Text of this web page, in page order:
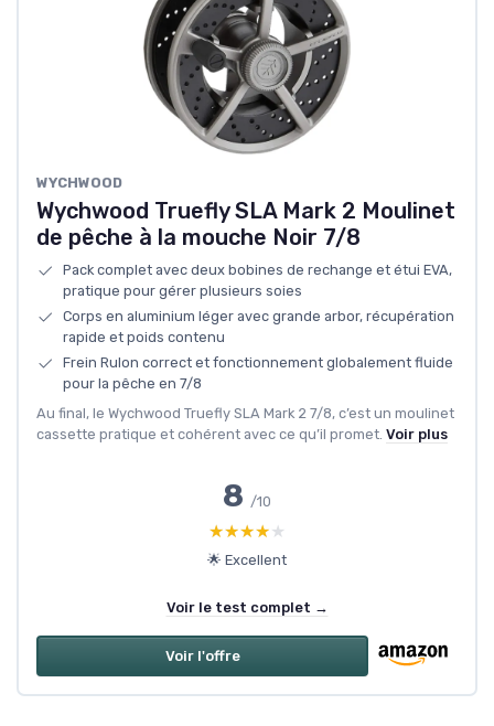
WYCHWOOD
Wychwood Truefly SLA Mark 2 Moulinet
de pêche à la mouche Noir 7/8
Pack complet avec deux bobines de rechange et étui EVA,
pratique pour gérer plusieurs soies
Corps en aluminium léger avec grande arbor, récupération
rapide et poids contenu
Frein Rulon correct et fonctionnement globalement fluide
pour la pêche en 7/8
Au final, le Wychwood Truefly SLA Mark 2 7/8, c’est un moulinet
cassette pratique et cohérent avec ce qu’il promet. Voir plus
8 /10
★★★★★
★★★★★
🌟 Excellent
Voir le test complet →
Voir l'offre